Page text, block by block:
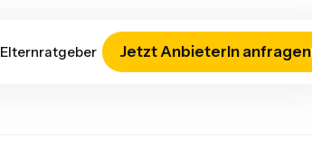
Elternratgeber Jetzt AnbieterIn anfragen